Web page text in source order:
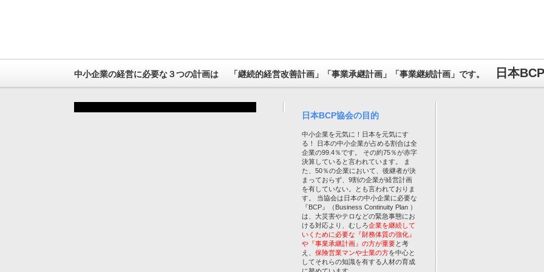
中小企業の経営に必要な３つの計画は 「継続的経営改善計画」「事業承継計画」「事業継続計画」です。 日本
日本BCP協会の目的
中小企業を元気に！日本を元気にす
る！ 日本の中小企業が占める割合は全
企業の99.4％です。 その約75％が赤字
決算していると言われています。 ま
た、50％の企業において、後継者が決
まっておらず、9割の企業が経営計画
を有していない。とも言われておりま
す。 当協会は日本の中小企業に必要な
『BCP』（Business Continuity Plan ）
は、大災害やテロなどの緊急事態にお
ける対応より、むしろ企業を継続して
いくために必要な『財務体質の強化』
や『事業承継計画』の方が重要と考
え、 保険営業マンや士業の方を中心と
してそれらの知識を有する人材の育成